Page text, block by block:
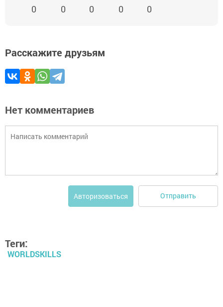
0 0 0 0 0
Расскажите друзьям
Нет комментариев
Авторизоваться Отправить
Теги:
WORLDSKILLS